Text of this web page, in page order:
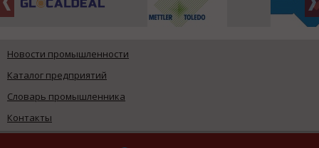
Новости промышленности
Каталог предприятий
Словарь промышленника
Контакты